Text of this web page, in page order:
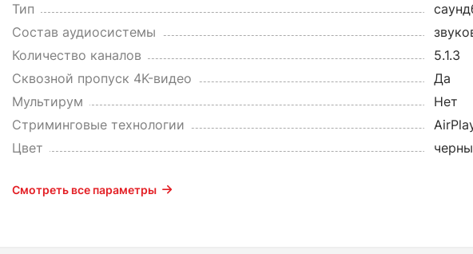
Тип
Состав аудиосистемы
Количество каналов
5.1.3
Сквозной пропуск 4K-видео
Да
Мультирум
Нет
Стриминговые технологии
Цвет
Смотреть все параметры